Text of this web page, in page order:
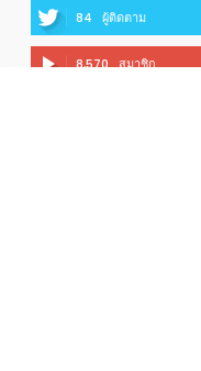
84 ผู้ติดตาม
8,570 สมาชิก